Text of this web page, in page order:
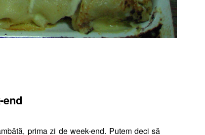
prima zi de week-end. Putem deci să